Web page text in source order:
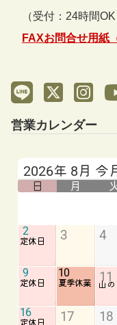
（受付：24時間OK
FAXお問合せ用紙
営業カレンダー